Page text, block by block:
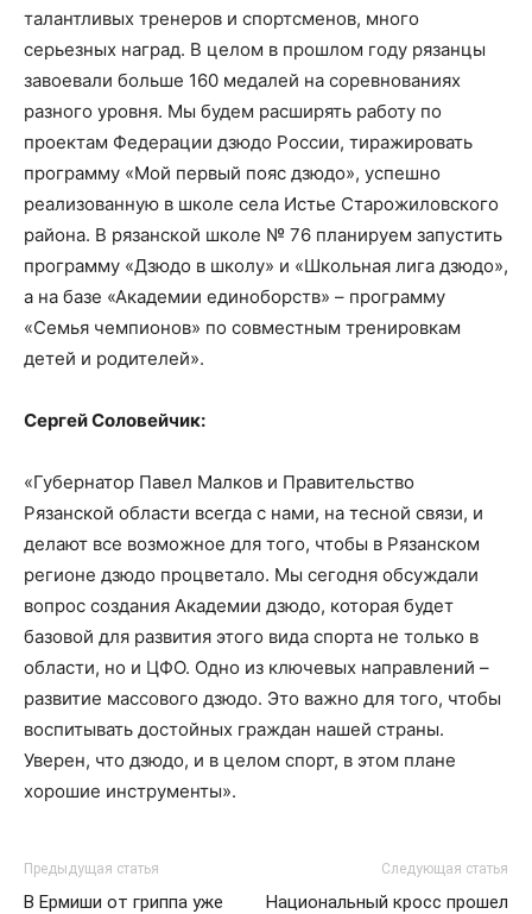
талантливых тренеров и спортсменов, много
серьезных наград. В целом в прошлом году рязанцы
завоевали больше 160 медалей на соревнованиях
разного уровня. Мы будем расширять работу по
проектам Федерации дзюдо России, тиражировать
программу «Мой первый пояс дзюдо», успешно
реализованную в школе села Истье Старожиловского
района. В рязанской школе № 76 планируем запустить
программу «Дзюдо в школу» и «Школьная лига дзюдо»,
а на базе «Академии единоборств» – программу
«Семья чемпионов» по совместным тренировкам
детей и родителей».
Сергей Соловейчик:
«Губернатор Павел Малков и Правительство
Рязанской области всегда с нами, на тесной связи, и
делают все возможное для того, чтобы в Рязанском
регионе дзюдо процветало. Мы сегодня обсуждали
вопрос создания Академии дзюдо, которая будет
базовой для развития этого вида спорта не только в
области, но и ЦФО. Одно из ключевых направлений –
развитие массового дзюдо. Это важно для того, чтобы
воспитывать достойных граждан нашей страны.
Уверен, что дзюдо, и в целом спорт, в этом плане
хорошие инструменты».
Предыдущая статья
В Ермиши от гриппа уже
Следующая статья
Национальный кросс прошел